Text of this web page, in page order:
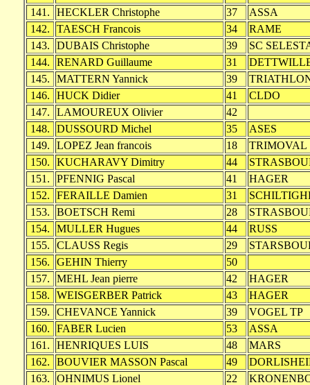
141.
HECKLER Christophe 37
ASSA
142.
TAESCH Francois 34
RAME
143.
DUBAIS Christophe 39
SC
144.
RENARD Guillaume 31
145.
MATTERN Yannick 39
146.
HUCK Didier 41
CLDO
147.
LAMOUREUX Olivier
42
148.
DUSSOURD Michel 35
ASES
149.
LOPEZ Jean francois 18
TRIMOVAL
150.
KUCHARAVY Dimitry 44
151.
PFENNIG Pascal 41
HAGER
152.
FERAILLE Damien 31
153.
BOETSCH Remi 28
154.
MULLER Hugues 44
RUSS
155.
CLAUSS Regis 29
156.
GEHIN Thierry
50
157.
MEHL Jean pierre 42
HAGER
158.
WEISGERBER Patrick 43
HAGER
159.
CHEVANCE Yannick 39
VOGEL TP
160.
FABER Lucien 53
ASSA
161.
HENRIQUES LUIS 48
MARS
162.
BOUVIER MASSON Pascal 49
163.
OHNIMUS Lionel 22